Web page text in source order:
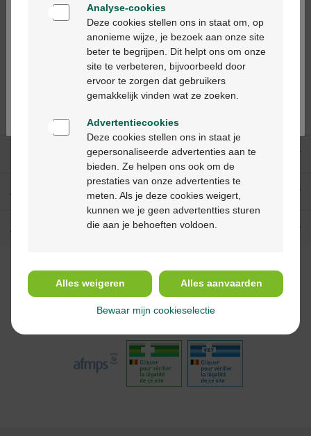
peuvent être délivrés qu’en pharmacie et
sur base d’une prescription médicale.
Description du produit
A propos de Multipharma
Aide & contact
Suivez-nous
Bienvenue
Ga verder in het nederlands
Continuez en français
Analyse-cookies
Deze cookies stellen ons in staat om, op
anonieme wijze, je bezoek aan onze site
beter te begrijpen. Dit helpt ons om onze
site te verbeteren, bijvoorbeeld door
ervoor te zorgen dat gebruikers
gemakkelijk vinden wat ze zoeken.
Advertentiecookies
Deze cookies stellen ons in staat je
gepersonaliseerde advertenties aan te
bieden. Ze helpen ons ook om de
prestaties van onze advertenties te
meten. Als je deze cookies weigert,
kunnen we je geen advertentties sturen
die aan je behoeften voldoen.
Alles weigeren Alles aanvaarden
Bewaar mijn cookieselectie